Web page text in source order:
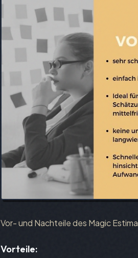
Vor- und Nachteile des Magic
Vorteile: